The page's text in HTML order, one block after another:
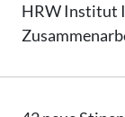
HRW Institut